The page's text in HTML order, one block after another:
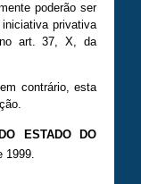
poderão ser
privativa
art. 37, X, da
contrário, esta
ESTADO DO
1999.